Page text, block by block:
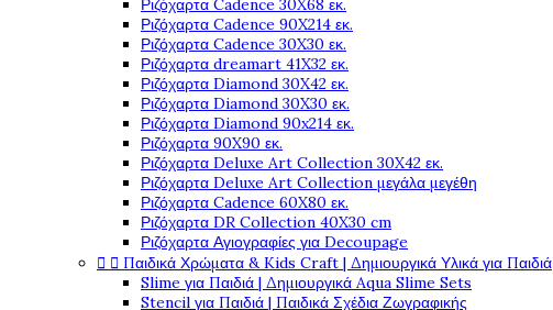
Ριζόχαρτα Cadence 30X68 εκ.
Ριζόχαρτα Cadence 90X214 εκ.
Ριζόχαρτα Cadence 30X30 εκ.
Ριζόχαρτα dreamart 41X32 εκ.
Ριζόχαρτα Diamond 30X42 εκ.
Ριζόχαρτα Diamond 30X30 εκ.
Ριζόχαρτα Diamond 90x214 εκ.
Ριζόχαρτα 90X90 εκ.
Ριζόχαρτα Deluxe Art Collection 30X42 εκ.
Ριζόχαρτα Deluxe Art Collection μεγάλα μεγέθη
Ριζόχαρτα Cadence 60X80 εκ.
Ριζόχαρτα DR Collection 40X30 cm
Ριζόχαρτα Αγιογραφίες για Decoupage
  Παιδικά Χρώματα & Kids Craft | Δημιουργικά Υλικά για Παιδιά
Slime για Παιδιά | Δημιουργικά Aqua Slime Sets
Stencil για Παιδιά | Παιδικά Σχέδια Ζωγραφικής